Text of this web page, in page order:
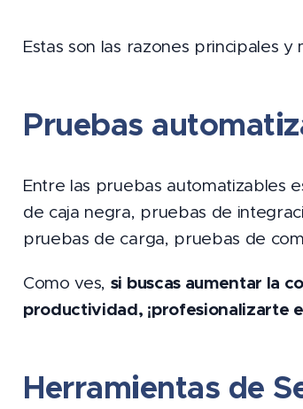
Estas son las razones principales
Pruebas
Entre las pruebas automatizables
de caja negra, pruebas de
pruebas de carga, pruebas de
Como ves, si buscas aumentar la
productividad, ¡profesionalizarte
Herramientas de